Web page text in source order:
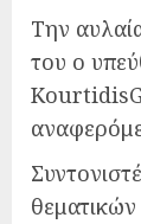
Την
του ο